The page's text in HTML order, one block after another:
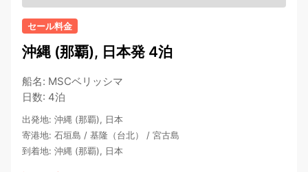
セール料金
沖縄 (那覇), 日本発 4泊
船名: MSCベリッシマ
日数: 4泊
出発地: 沖縄 (那覇), 日本
寄港地: 石垣島 / 基隆（台北） / 宮古島
到着地: 沖縄 (那覇), 日本